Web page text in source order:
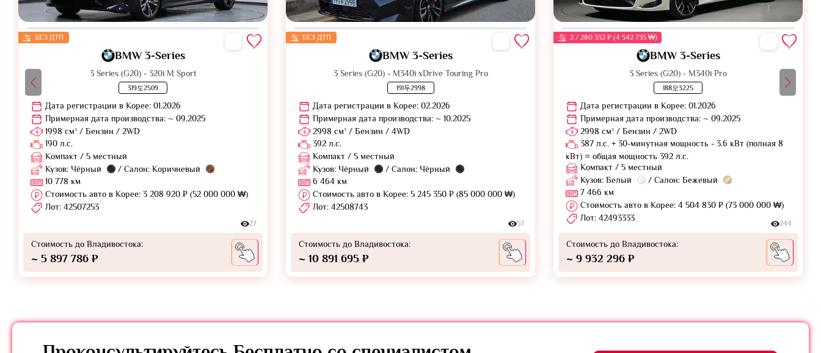
БЕЗ ДТП
BMW 3-Series
3 Series (G20) - 320i M Sport
319도2509
Дата регистрации в Корее: 01.2026
Примерная дата производства: ~ 09.2025
1998 см³ / Бензин / 2WD
190 л.с.
Компакт / 5 местный
Кузов: Чёрный
/ Салон: Коричневый
10 778 км
Стоимость авто в Корее: 3 208 920 ₽ (52 000 000 ₩)
Лот: 42507253
27
Стоимость до Владивостока:
~ 5 897 786 ₽
БЕЗ ДТП
BMW 3-Series
3 Series (G20) - M340i xDrive Touring Pro
191두2998
Дата регистрации в Корее: 02.2026
Примерная дата производства: ~ 10.2025
2998 см³ / Бензин / 4WD
392 л.с.
Компакт / 5 местный
Кузов: Чёрный
/ Салон: Чёрный
6 464 км
Стоимость авто в Корее: 5 245 350 ₽ (85 000 000 ₩)
Лот: 42508743
57
Стоимость до Владивостока:
~ 10 891 695 ₽
2 / 280 332 ₽ (4 542 735 ₩)
BMW 3-Series
3 Series (G20) - M340i Pro
188오3225
Дата регистрации в Корее: 01.2026
Примерная дата производства: ~ 09.2025
2998 см³ / Бензин / 2WD
387 л.с. + 30-минутная мощность - 3.6 кВт (полная 8
кВт) = общая мощность 392 л.с.
Компакт / 5 местный
Кузов: Белый
/ Салон: Бежевый
7 466 км
Стоимость авто в Корее: 4 504 830 ₽ (73 000 000 ₩)
Лот: 42493333
244
Стоимость до Владивостока:
~ 9 932 296 ₽